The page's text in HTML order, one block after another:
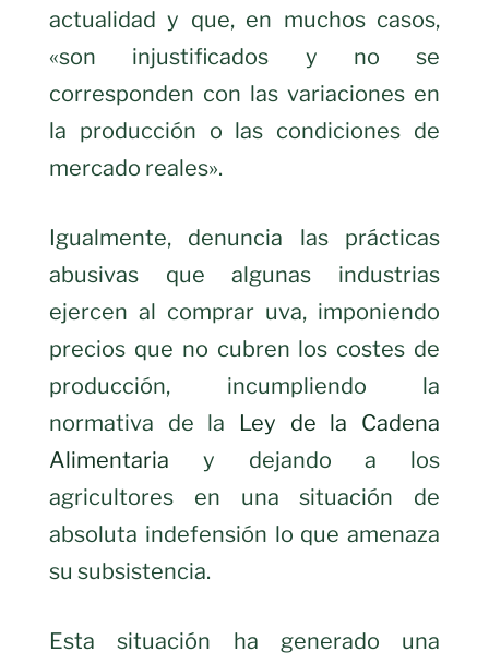
actualidad y que, en muchos casos,
«son injustificados y no se
corresponden con las variaciones en
la producción o las condiciones de
mercado reales».
Igualmente, denuncia las prácticas
abusivas que algunas industrias
ejercen al comprar uva, imponiendo
precios que no cubren los costes de
producción, incumpliendo la
normativa de la Ley de la Cadena
Alimentaria y dejando a los
agricultores en una situación de
absoluta indefensión lo que amenaza
su subsistencia.
Esta situación ha generado una